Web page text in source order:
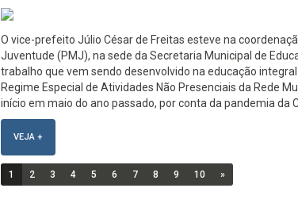
O vice-prefeito Júlio César de Freitas esteve na
Juventude (PMJ), na sede da Secretaria Municipal de
trabalho que vem sendo desenvolvido na educação
Regime Especial de Atividades Não Presenciais da Rede
início em maio do ano passado, por conta da pandemia da
VEJA +
1 2 3 4 5 6 7 8 9 10 »